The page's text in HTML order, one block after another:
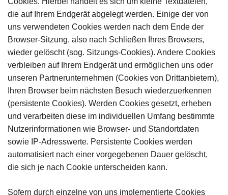
die auf Ihrem Endgerät abgelegt werden. Einige der von
uns verwendeten Cookies werden nach dem Ende der
Browser-Sitzung, also nach Schließen Ihres Browsers,
wieder gelöscht (sog. Sitzungs-Cookies). Andere Cookies
verbleiben auf Ihrem Endgerät und ermöglichen uns oder
unseren Partnerunternehmen (Cookies von Drittanbietern),
Ihren Browser beim nächsten Besuch wiederzuerkennen
(persistente Cookies). Werden Cookies gesetzt, erheben
und verarbeiten diese im individuellen Umfang bestimmte
Nutzerinformationen wie Browser- und Standortdaten
sowie IP-Adresswerte. Persistente Cookies werden
automatisiert nach einer vorgegebenen Dauer gelöscht,
die sich je nach Cookie unterscheiden kann.
Sofern durch einzelne von uns implementierte Cookies